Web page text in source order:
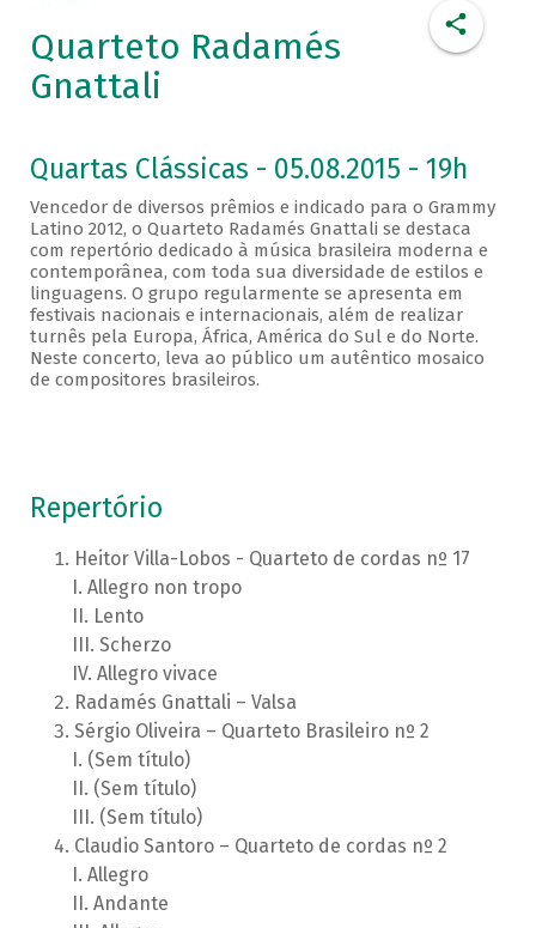
Quarteto Radamés
Gnattali
Quartas Clássicas - 05.08.2015 - 19h
Vencedor de diversos prêmios e indicado para o Grammy
Latino 2012, o Quarteto Radamés Gnattali se destaca
com repertório dedicado à música brasileira moderna e
contemporânea, com toda sua diversidade de estilos e
linguagens. O grupo regularmente se apresenta em
festivais nacionais e internacionais, além de realizar
turnês pela Europa, África, América do Sul e do Norte.
Neste concerto, leva ao público um autêntico mosaico
de compositores brasileiros.
Repertório
Heitor Villa-Lobos - Quarteto de cordas nº 17
Allegro non tropo
Lento
Scherzo
Allegro vivace
Radamés Gnattali – Valsa
Sérgio Oliveira – Quarteto Brasileiro nº 2
(Sem título)
(Sem título)
(Sem título)
Claudio Santoro – Quarteto de cordas nº 2
Allegro
Andante